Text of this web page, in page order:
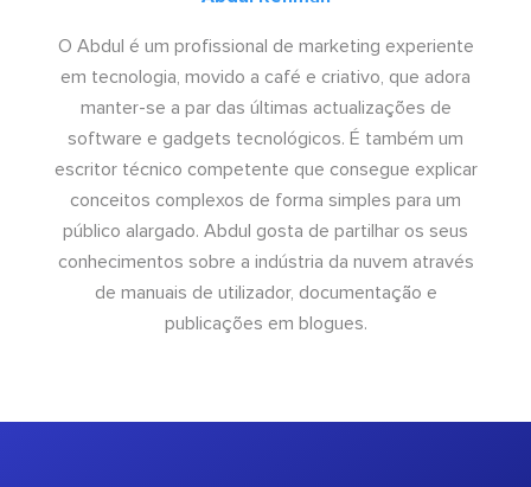
O Abdul é um profissional de marketing experiente
em tecnologia, movido a café e criativo, que adora
manter-se a par das últimas actualizações de
software e gadgets tecnológicos. É também um
escritor técnico competente que consegue explicar
conceitos complexos de forma simples para um
público alargado. Abdul gosta de partilhar os seus
conhecimentos sobre a indústria da nuvem através
de manuais de utilizador, documentação e
publicações em blogues.